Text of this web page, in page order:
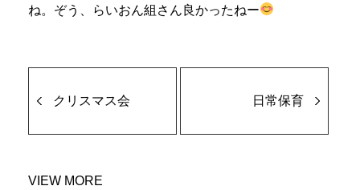
ね。ぞう、らいおん組さん良かったねー
クリスマス会 日常保育
VIEW MORE